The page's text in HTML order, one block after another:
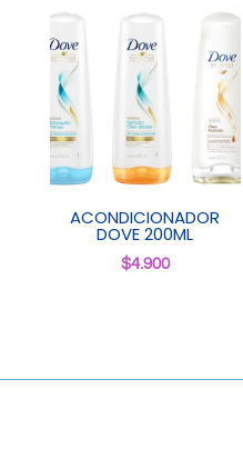
ACONDICIONADOR
DOVE 200ML
$4.900